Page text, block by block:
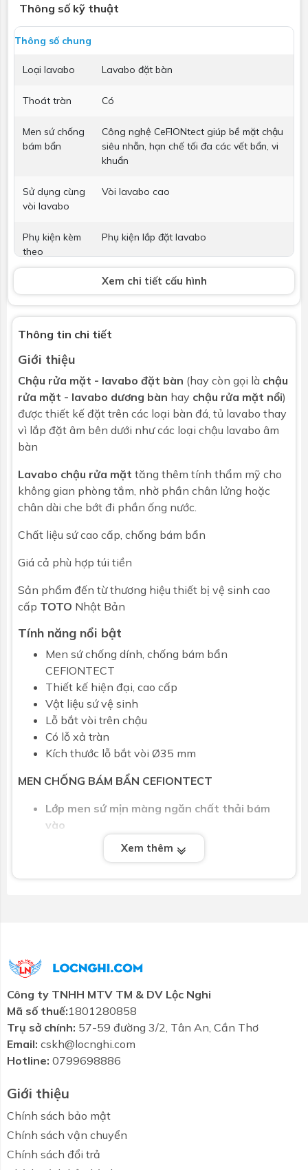
Thông số kỹ thuật
Thông số chung
Loại lavabo Lavabo đặt bàn
Thoát tràn Có
Men sứ chống
bám bẩn
Công nghệ CeFIONtect giúp bề mặt chậu
siêu nhẵn, hạn chế tối đa các vết bẩn, vi
khuẩn
Sử dụng cùng
vòi lavabo
Vòi lavabo cao
Phụ kiện kèm
theo
Phụ kiện lắp đặt lavabo
Không bao gồm
Bộ xả Không
Kích thước
Bảo hành Nhấp để xem chính sách bảo hành
Xem chi tiết cấu hình
Thông tin chi tiết
Giới thiệu
Chậu rửa mặt - lavabo đặt bàn (hay còn gọi là chậu
rửa mặt - lavabo dương bàn hay chậu rửa mặt nổi)
được thiết kế đặt trên các loại bàn đá, tủ lavabo thay
vì lắp đặt âm bên dưới như các loại chậu lavabo âm
bàn
Lavabo chậu rửa mặt tăng thêm tính thẩm mỹ cho
không gian phòng tắm, nhờ phần chân lửng hoặc
chân dài che bớt đi phần ống nước.
Chất liệu sứ cao cấp, chống bám bẩn
Giá cả phù hợp túi tiền
Sản phẩm đến từ thương hiệu thiết bị vệ sinh cao
cấp TOTO Nhật Bản
Tính năng nổi bật
Men sứ chống dính, chống bám bẩn
CEFIONTECT
Thiết kế hiện đại, cao cấp
Vật liệu sứ vệ sinh
Lỗ bắt vòi trên chậu
Có lỗ xả tràn
Kích thước lỗ bắt vòi Ø35 mm
MEN CHỐNG BÁM BẨN CEFIONTECT
Lớp men sứ mịn màng ngăn chất thải bám
vào
CEFIONTECT là lớp men sứ mịn màng được tráng
Loại bỏ các khoảng trống siêu nhỏ - nơi chất thải
thường bám vào
Lớp men thông thường có thể trông mịn màng khi
nhìn bằng mắt, nhưng chúng có những khoảng trống
mà chất thải, nấm mốc và vi khuẩn có thể ẩn náu.
bề mặt của CEFIONTECT nhỏ hơn nhiều so với kích
thước chất thải.
Lớp men CEFIONTECT có tính ưa nước
Xem thêm
Công ty TNHH MTV TM & DV Lộc Nghi
Mã số thuế:1801280858
Trụ sở chính: 57-59 đường 3/2, Tân An, Cần Thơ
Email: cskh@locnghi.com
Hotline: 0799698886
Giới thiệu
Chính sách bảo mật
Chính sách vận chuyển
Chính sách đổi trả